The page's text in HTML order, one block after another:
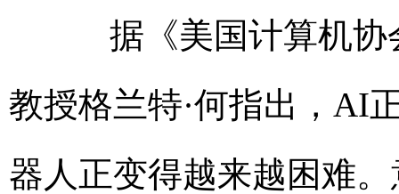
据《美国计算机协
教授格兰特·何指出，AI
器人正变得越来越困难